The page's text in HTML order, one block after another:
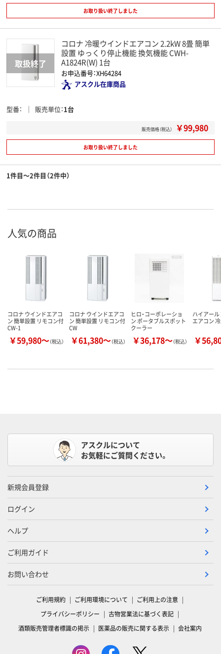
お取り扱い終了しました
コロナ 冷暖ウインドエアコン 2.2kW 8畳 簡単
設置 ゆっくり停止機能 換気機能 CWH-
A1824R(W) 1台
お申込番号：XH64284
アスクル在庫商品
型番 販売単位 1台
販売価格（税込） ￥99,980
お取り扱い終了しました
1件目～2件目（2件中）
人気の商品
コロナ ウインドエアコ
ン 簡単設置 リモコン付
CW-1
￥59,980～（税込）
コロナ ウインドエアコ
ン 簡単設置 リモコン付
CW
￥61,380～（税込）
ヒロ・コーポレーショ
ン ポータブルスポット
クーラー
￥36,178～（税込）
ハイアー
エアコン 冷
￥
アスクルについて
お気軽にご質問ください。
新規会員登録
ログイン
ヘルプ
ご利用ガイド
お問い合わせ
ご利用規約 ご利用環境について
ご利用上の注意
プライバシーポリシー
古物営業法に基づく表記
酒類販売管理者標識の掲示
医薬品の販売に関する表示 会社案内